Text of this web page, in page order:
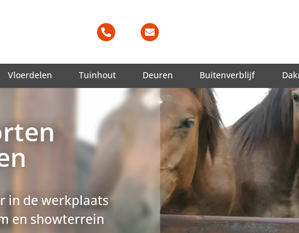
Vloerdelen Tuinhout Deuren Buitenverblijf
in de werkplaats
en showterrein